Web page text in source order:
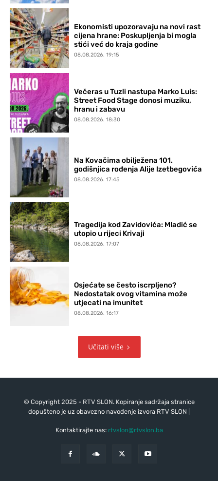
Ekonomisti upozoravaju na novi rast
cijena hrane: Poskupljenja bi mogla
stići već do kraja godine
08.08.2026. 19:15
Večeras u Tuzli nastupa Marko Luis:
Street Food Stage donosi muziku,
hranu i zabavu
08.08.2026. 18:30
Na Kovačima obilježena 101.
godišnjica rođenja Alije Izetbegovića
08.08.2026. 17:45
Tragedija kod Zavidovića: Mladić se
utopio u rijeci Krivaji
08.08.2026. 17:07
Osjećate se često iscrpljeno?
Nedostatak ovog vitamina može
utjecati na imunitet
08.08.2026. 16:17
Učitati više
© Copyright 2025 - RTV SLON. Kopiranje sadržaja stranice
dopušteno je uz obavezno navođenje izvora RTV SLON |
Kontaktirajte nas: rtvslon@rtvslon.ba